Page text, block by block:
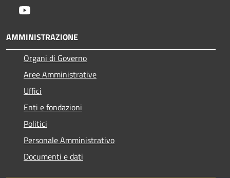
AMMINISTRAZIONE
Organi di Governo
Aree Amministrative
Uffici
Enti e fondazioni
Politici
Personale Amministrativo
Documenti e dati